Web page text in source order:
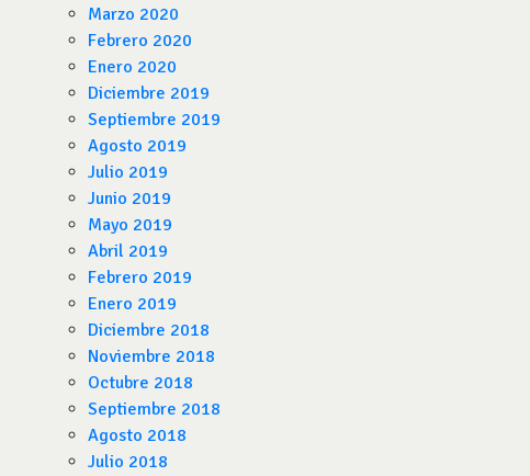
Marzo 2020
Febrero 2020
Enero 2020
Diciembre 2019
Septiembre 2019
Agosto 2019
Julio 2019
Junio 2019
Mayo 2019
Abril 2019
Febrero 2019
Enero 2019
Diciembre 2018
Noviembre 2018
Octubre 2018
Septiembre 2018
Agosto 2018
Julio 2018